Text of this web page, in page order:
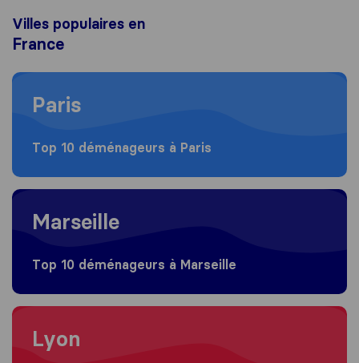
Villes populaires en
France
Moving to Paris
Paris
Top 10 déménageurs à Paris
Moving to Marseille
Marseille
Top 10 déménageurs à Marseille
Moving to Lyon
Lyon